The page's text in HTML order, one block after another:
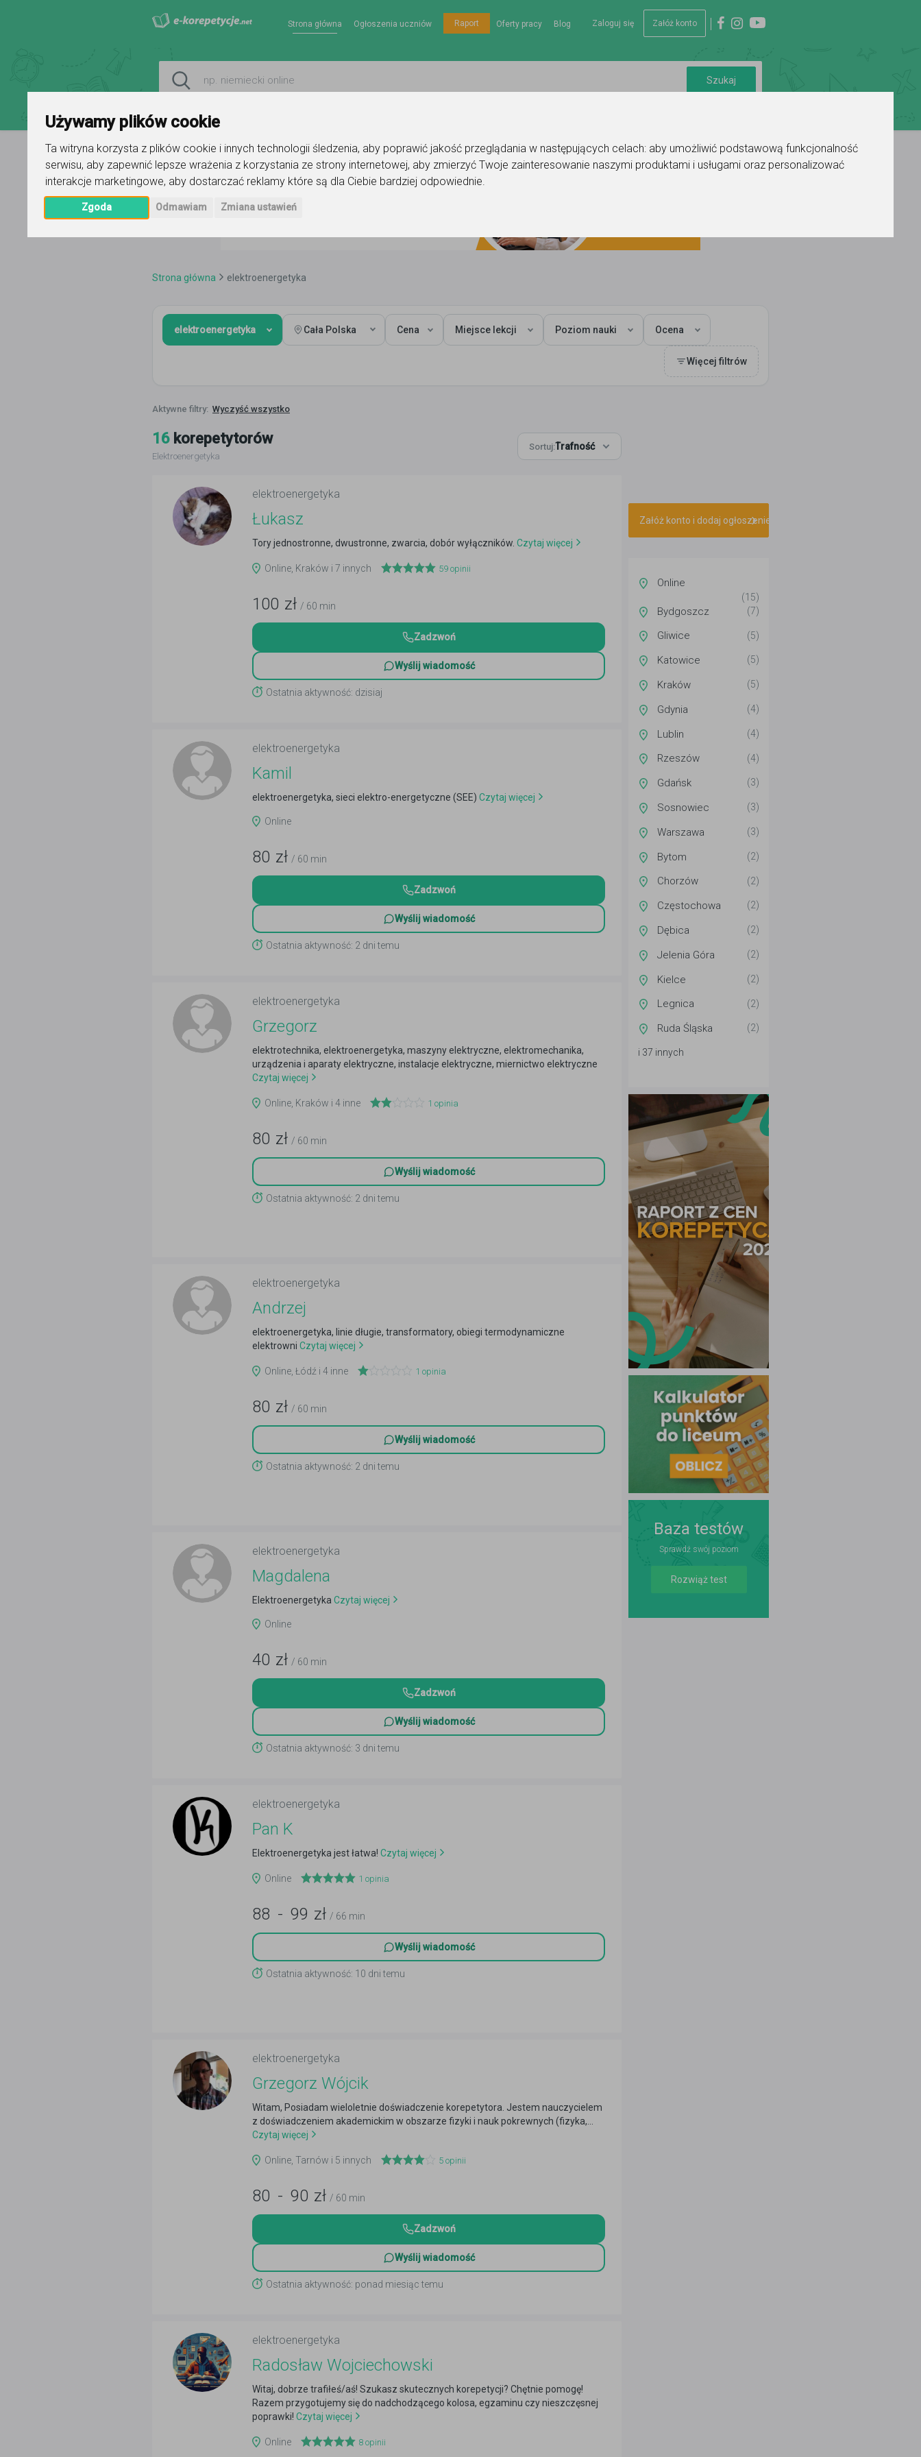
Używamy plików cookie
Ta witryna korzysta z plików cookie i innych technologii śledzenia, aby poprawić jakość przeglądania w następujących celach: aby umożliwić podstawową funkcjonalność
serwisu, aby zapewnić lepsze wrażenia z korzystania ze strony internetowej, aby zmierzyć Twoje zainteresowanie naszymi produktami i usługami oraz personalizować
interakcje marketingowe, aby dostarczać reklamy które są dla Ciebie bardziej odpowiednie.
Zgoda Odmawiam Zmiana ustawień
Zaloguj się Załóż konto
Strona główna Ogłoszenia uczniów Raport Oferty pracy Blog
Strona główna elektroenergetyka
elektroenergetyka Cała Polska Cena
Więcej filtrów
Miejsce lekcji Poziom nauki Ocena
Wyczyść wszystko
16 korepetytorów
Elektroenergetyka
Sortuj:Trafność
elektroenergetyka
Łukasz
Tory jednostronne, dwustronne, zwarcia, dobór wyłączników. Czytaj więcej
Online, Kraków i 7 innych 59 opinii
100 zł / 60 min
Zadzwoń
Wyślij wiadomość
Ostatnia aktywność: dzisiaj
elektroenergetyka
Kamil
elektroenergetyka, sieci elektro-energetyczne (SEE) Czytaj więcej
Online
80 zł / 60 min
Zadzwoń
Wyślij wiadomość
Ostatnia aktywność: 2 dni temu
elektroenergetyka
Grzegorz
elektrotechnika, elektroenergetyka, maszyny elektryczne, elektromechanika,
urządzenia i aparaty elektryczne, instalacje elektryczne, miernictwo elektryczne
Czytaj więcej
Online, Kraków i 4 inne 1 opinia
80 zł / 60 min
Wyślij wiadomość
Ostatnia aktywność: 2 dni temu
elektroenergetyka
Andrzej
elektroenergetyka, linie długie, transformatory, obiegi termodynamiczne
elektrowni Czytaj więcej
Online, Łódź i 4 inne 1 opinia
80 zł / 60 min
Wyślij wiadomość
Ostatnia aktywność: 2 dni temu
elektroenergetyka
Magdalena
Elektroenergetyka Czytaj więcej
Online
40 zł / 60 min
Zadzwoń
Wyślij wiadomość
Ostatnia aktywność: 3 dni temu
elektroenergetyka
Pan K
Elektroenergetyka jest łatwa! Czytaj więcej
Online 1 opinia
88 - 99 zł / 66 min
Wyślij wiadomość
Ostatnia aktywność: 10 dni temu
elektroenergetyka
Grzegorz Wójcik
Witam, Posiadam wieloletnie doświadczenie korepetytora. Jestem nauczycielem
z doświadczeniem akademickim w obszarze fizyki i nauk pokrewnych (fizyka,...
Czytaj więcej
Online, Tarnów i 5 innych 5 opinii
80 - 90 zł / 60 min
Zadzwoń
Wyślij wiadomość
Ostatnia aktywność: ponad miesiąc temu
elektroenergetyka
Radosław Wojciechowski
Witaj, dobrze trafiłeś/aś! Szukasz skutecznych korepetycji? Chętnie pomogę!
Razem przygotujemy się do nadchodzącego kolosa, egzaminu czy nieszczęsnej
poprawki! Czytaj więcej
Online 8 opinii
Załóż konto i dodaj ogłoszenie
Online
(15)
Bydgoszcz (7)
Gliwice (5)
Katowice (5)
Kraków (5)
Gdynia (4)
Lublin (4)
Rzeszów (4)
Gdańsk (3)
Sosnowiec (3)
Warszawa (3)
Bytom (2)
Chorzów (2)
Częstochowa (2)
Dębica (2)
Jelenia Góra (2)
Kielce (2)
Legnica (2)
Ruda Śląska (2)
i 37 innych
Baza testów
Sprawdź swój poziom
Rozwiąż test